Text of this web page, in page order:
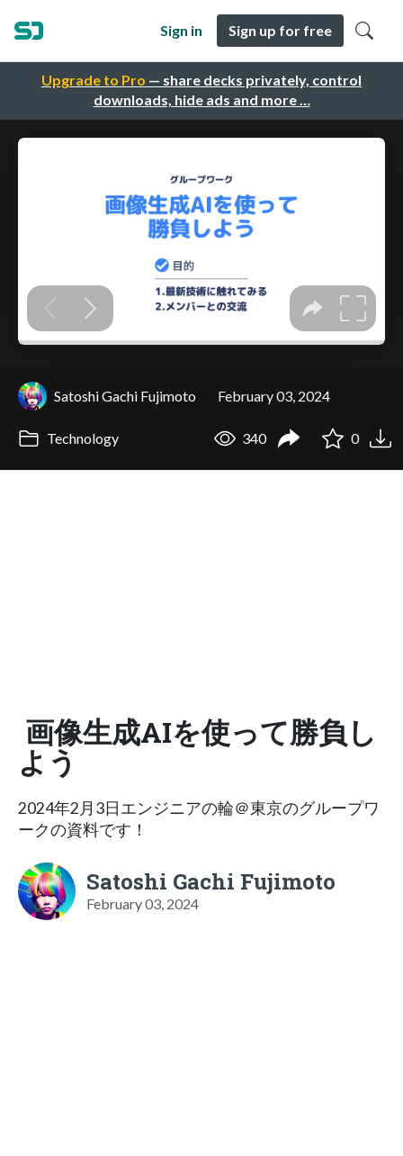
Upgrade to Pro — share decks privately, control
downloads, hide ads and more …
Sign in Sign up for free
Satoshi Gachi Fujimoto February 03, 2024
Technology 340 0
画像生成AIを使って勝負し
よう
2024年2月3日エンジニアの輪＠東京のグループワ
ークの資料です！
Satoshi Gachi Fujimoto
February 03, 2024